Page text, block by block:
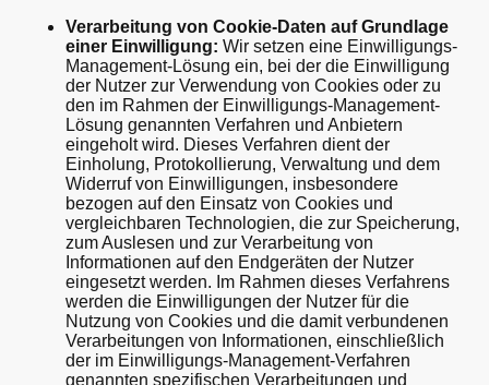
Verarbeitung von Cookie-Daten auf Grundlage
einer Einwilligung: Wir setzen eine Einwilligungs-
Management-Lösung ein, bei der die Einwilligung
der Nutzer zur Verwendung von Cookies oder zu
den im Rahmen der Einwilligungs-Management-
Lösung genannten Verfahren und Anbietern
eingeholt wird. Dieses Verfahren dient der
Einholung, Protokollierung, Verwaltung und dem
Widerruf von Einwilligungen, insbesondere
bezogen auf den Einsatz von Cookies und
vergleichbaren Technologien, die zur Speicherung,
zum Auslesen und zur Verarbeitung von
Informationen auf den Endgeräten der Nutzer
eingesetzt werden. Im Rahmen dieses Verfahrens
werden die Einwilligungen der Nutzer für die
Nutzung von Cookies und die damit verbundenen
Verarbeitungen von Informationen, einschließlich
der im Einwilligungs-Management-Verfahren
genannten spezifischen Verarbeitungen und